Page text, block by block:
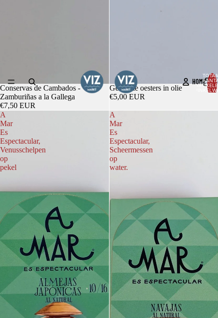
HOME
Conservas de Cambados -
Zamburiñas a la Gallega
€7,50 EUR
Gerookte oesters in olie
€5,00 EUR
A
Mar
Es
Espectacular,
Venusschelpen
op
pekel
A
Mar
Es
Espectacular,
Scheermessen
op
water.